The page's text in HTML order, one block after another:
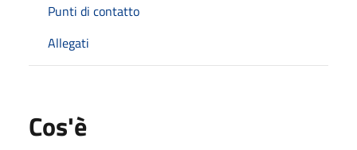
Punti di contatto
Allegati
Cos'è